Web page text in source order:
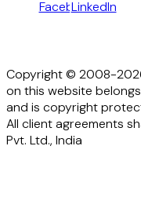
Copyright © 2008-
on this website
and is copyright
All client agreements
Pvt. Ltd., India